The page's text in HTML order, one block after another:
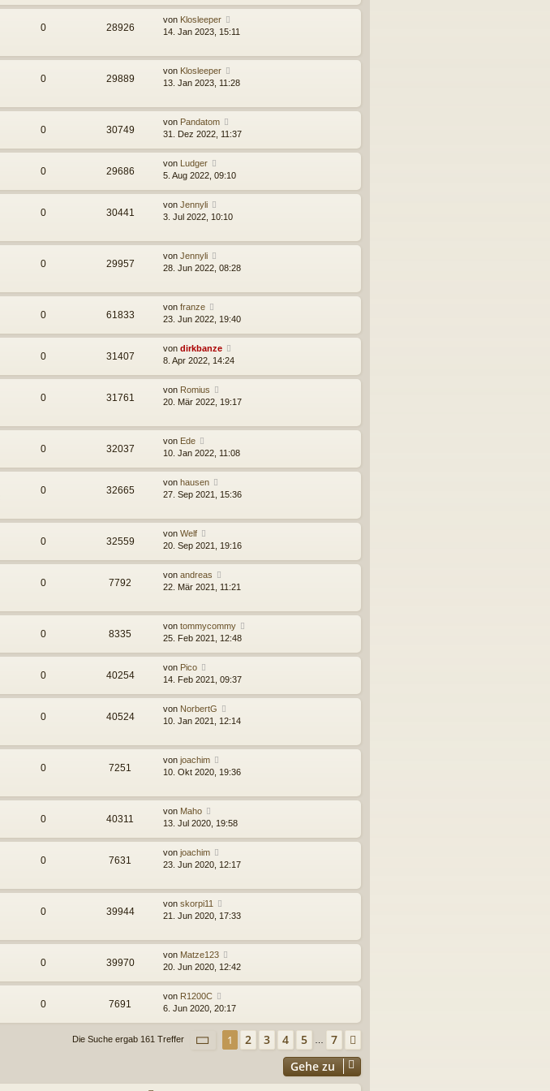
0 28926
von Klosleeper
14. Jan 2023, 15:11
0 29889
von Klosleeper
13. Jan 2023, 11:28
0 30749
von Pandatom
31. Dez 2022, 11:37
0 29686
von Ludger
5. Aug 2022, 09:10
0 30441
von Jennyli
3. Jul 2022, 10:10
0 29957
von Jennyli
28. Jun 2022, 08:28
0 61833
von franze
23. Jun 2022, 19:40
0 31407
von dirkbanze
8. Apr 2022, 14:24
0 31761
von Romius
20. Mär 2022, 19:17
0 32037
von Ede
10. Jan 2022, 11:08
0 32665
von hausen
27. Sep 2021, 15:36
0 32559
von Welf
20. Sep 2021, 19:16
0 7792
von andreas
22. Mär 2021, 11:21
0 8335
von tommycommy
25. Feb 2021, 12:48
0 40254
von Pico
14. Feb 2021, 09:37
0 40524
von NorbertG
10. Jan 2021, 12:14
0 7251
von joachim
10. Okt 2020, 19:36
0 40311
von Maho
13. Jul 2020, 19:58
0 7631
von joachim
23. Jun 2020, 12:17
0 39944
von skorpi11
21. Jun 2020, 17:33
0 39970
von Matze123
20. Jun 2020, 12:42
0 7691
von R1200C
6. Jun 2020, 20:17
Die Suche ergab 161 Treffer Seite 1von 7
1 2 3 4 5 … 7
Gehe zu